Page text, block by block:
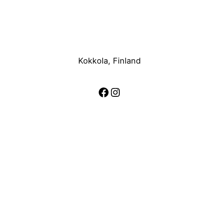
Kokkola, Finland
Facebook
Instagram